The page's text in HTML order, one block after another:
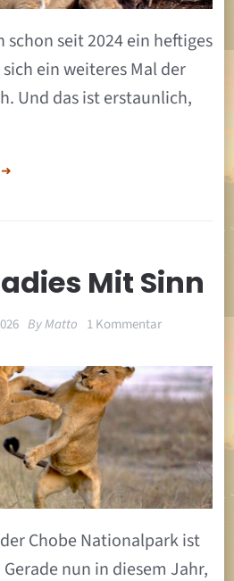
schon seit 2024 ein heftiges
ein weiteres Mal der
Und das ist erstaunlich,
Mit Sinn
ByMatto 1 Kommentarzu
mit
Sinn
Chobe Nationalpark ist
nun in diesem Jahr,